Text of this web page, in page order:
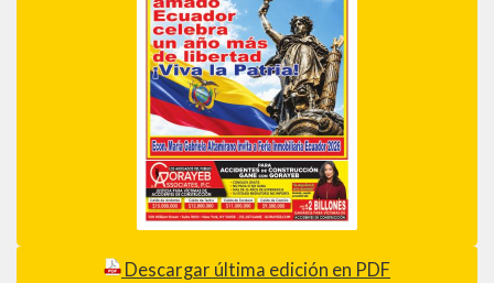
Descargar última edición en PDF